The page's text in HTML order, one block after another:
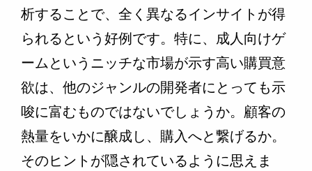
析することで、全く異なるインサイトが得
られるという好例です。特に、成人向けゲ
ームというニッチな市場が示す高い購買意
欲は、他のジャンルの開発者にとっても示
唆に富むものではないでしょうか。顧客の
熱量をいかに醸成し、購入へと繋げるか。
そのヒントが隠されているように思えま